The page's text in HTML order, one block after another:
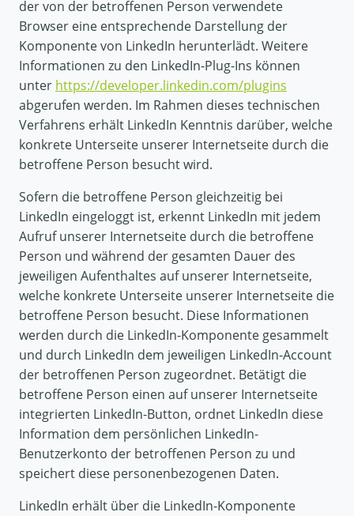
der von der betroffenen Person verwendete
Browser eine entsprechende Darstellung der
Komponente von LinkedIn herunterlädt. Weitere
Informationen zu den LinkedIn-Plug-Ins können
unter https://developer.linkedin.com/plugins
abgerufen werden. Im Rahmen dieses technischen
Verfahrens erhält LinkedIn Kenntnis darüber, welche
konkrete Unterseite unserer Internetseite durch die
betroffene Person besucht wird.
Sofern die betroffene Person gleichzeitig bei
LinkedIn eingeloggt ist, erkennt LinkedIn mit jedem
Aufruf unserer Internetseite durch die betroffene
Person und während der gesamten Dauer des
jeweiligen Aufenthaltes auf unserer Internetseite,
welche konkrete Unterseite unserer Internetseite die
betroffene Person besucht. Diese Informationen
werden durch die LinkedIn-Komponente gesammelt
und durch LinkedIn dem jeweiligen LinkedIn-Account
der betroffenen Person zugeordnet. Betätigt die
betroffene Person einen auf unserer Internetseite
integrierten LinkedIn-Button, ordnet LinkedIn diese
Information dem persönlichen LinkedIn-
Benutzerkonto der betroffenen Person zu und
speichert diese personenbezogenen Daten.
LinkedIn erhält über die LinkedIn-Komponente